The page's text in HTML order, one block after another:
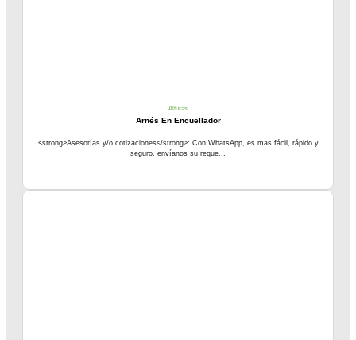
Alturas
Arnés En Encuellador
<strong>Asesorías y/o cotizaciones</strong>: Con WhatsApp, es mas fácil, rápido y
seguro, envíanos su reque...